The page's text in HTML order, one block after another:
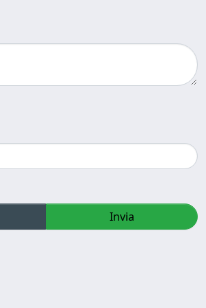
Invia